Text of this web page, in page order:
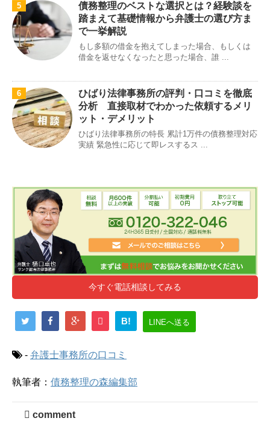
5
債務整理のベストな選択とは？経験談を
踏まえて基礎情報から弁護士の選び方ま
で一挙解説
もし多額の借金を抱えてしまった場合、もしくは
借金を返せなくなったと思った場合、誰 ...
6
ひばり法律事務所の評判・口コミを徹底
分析 直接取材でわかった依頼するメリ
ット・デメリット
ひばり法律事務所の特長 累計1万件の債務整理対応
実績 緊急性に応じて即レスするス ...
今すぐ電話相談してみる
B! LINEへ送る
- 弁護士事務所の口コミ
執筆者： 債務整理の森編集部
comment